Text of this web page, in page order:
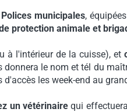
Polices municipales,
protection animale et
à l'intérieur de la cuisse), et
le nom et tél du
les week-end au
un vétérinaire qui